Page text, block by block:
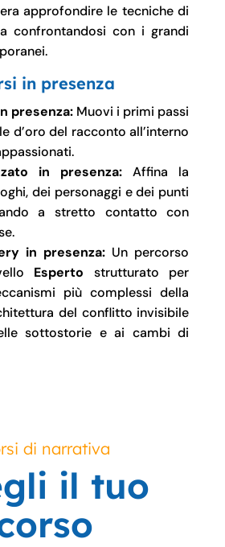
approfondire le tecniche di
confrontandosi con i grandi
.
in presenza
presenza:Muovi i primi passi
d’oro del racconto all’interno
.
in presenza: Affina la
dei personaggi e dei punti
a stretto contatto con
.
in presenza: Un percorso
Esperto strutturato per
più complessi della
del conflitto invisibile
sottostorie e ai cambi di
di narrativa
il tuo